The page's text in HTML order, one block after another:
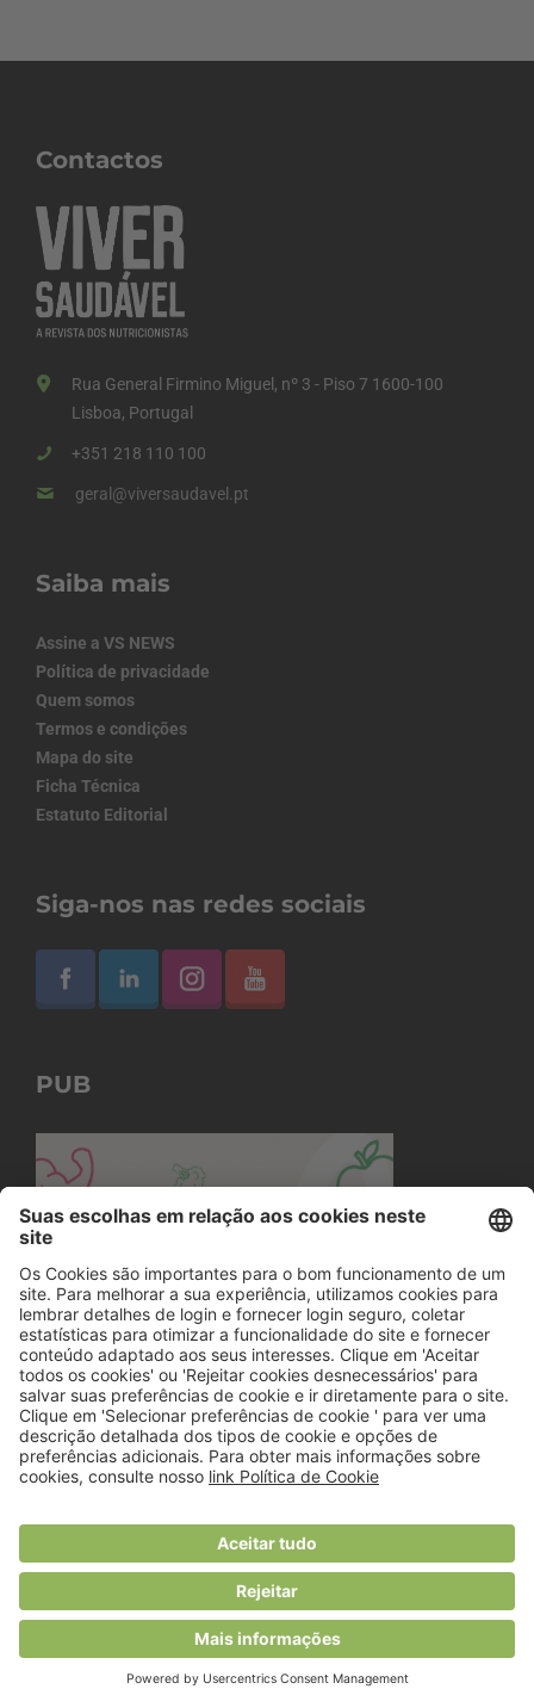
Contactos
Rua General Firmino Miguel, nº 3 - Piso 7 1600-100
Lisboa, Portugal
+351 218 110 100
geral@viversaudavel.pt
Saiba mais
Assine a VS NEWS
Política de privacidade
Quem somos
Termos e condições
Mapa do site
Ficha Técnica
Estatuto Editorial
Siga-nos nas redes sociais
PUB
© 2018 Viver Saudável
O portal dos profissionais de nutrição
Created byRHP Consulting